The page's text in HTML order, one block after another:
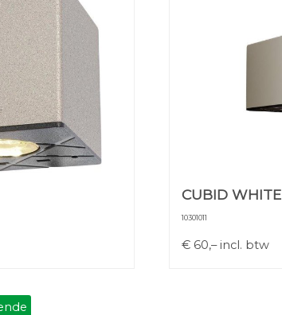
CUBID WHITE
10301011
€ 60,–incl. btw